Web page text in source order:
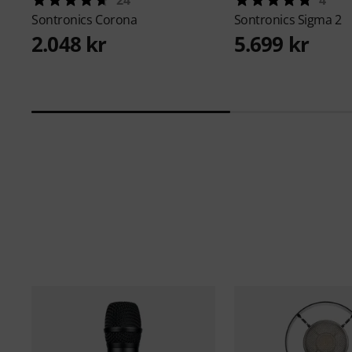
Sontronics Corona
2.048 kr
Sontronics Sigma 2
5.699 kr